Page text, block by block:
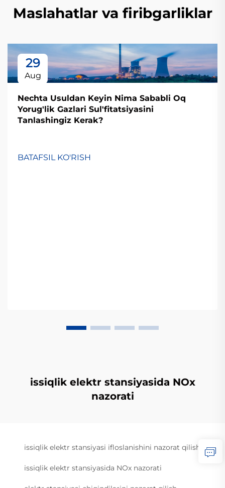
Maslahatlar va firibgarliklar
29
Aug
Nechta Usuldan Keyin Nima Sababli Oq
Yorug'lik Gazlari Sul'fitatsiyasini
Tanlashingiz Kerak?
BATAFSIL KO'RISH
issiqlik elektr stansiyasida NOx
nazorati
issiqlik elektr stansiyasi ifloslanishini nazorat qilish
issiqlik elektr stansiyasida NOx nazorati